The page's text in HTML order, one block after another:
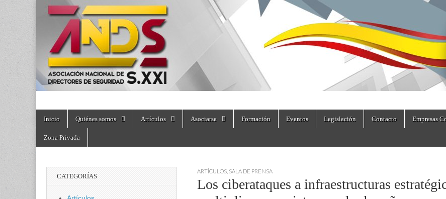
directoresdeseguridad.es
Main
Skip
content
Inicio Quiénes somos Artículos Asociarse Formación Eventos Legislación Contacto Empresas
Zona Privada
ARTÍCULOS SALA DE PRENSA
Los ciberataques a infraestructuras
CATEGORÍAS